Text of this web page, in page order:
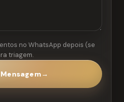
no WhatsApp depois (se
triagem.
→